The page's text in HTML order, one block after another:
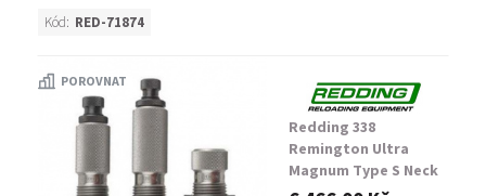
Kód: RED-71874
POROVNAT
Redding 338
Remington Ultra
Magnum Type S Neck
Die Set